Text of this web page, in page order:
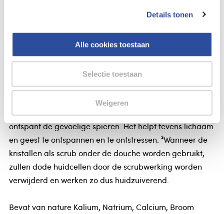
Details tonen
Alle cookies toestaan
Selectie toestaan
Weigeren
Bevat pure Magnesiumchloride welke door de huid
wordt opgenomen. Een bad met Lucovitaal 100% pure
Magnesium Badkristallen is de perfecte manier om te
ontspannen na een lange dag of zware training. De
Magnesium wordt opgenomen door het huidweefsel.
¹Het nemen van een (voet)bad met deze Magnesium
Badkristallen bevordert het herstel, kalmeert en
ontspant de gevoelige spieren. Het helpt tevens lichaam
en geest te ontspannen en te ontstressen. ²Wanneer de
kristallen als scrub onder de douche worden gebruikt,
zullen dode huidcellen door de scrubwerking worden
verwijderd en werken zo dus huidzuiverend.
Bevat van nature Kalium, Natrium, Calcium, Broom